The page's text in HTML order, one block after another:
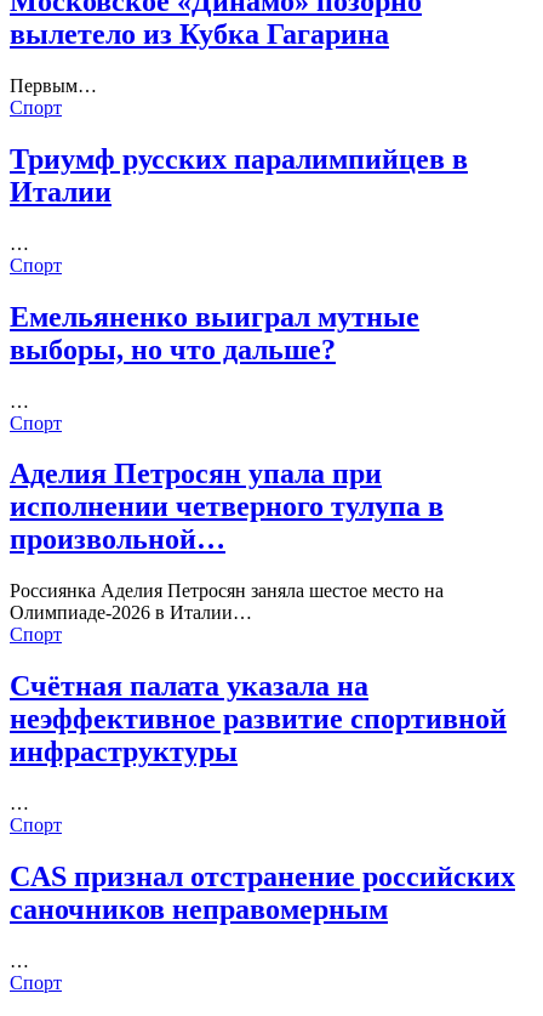
вылетело из Кубка Гагарина
Первым…
Спорт
Триумф русских паралимпийцев в
Италии
…
Спорт
Емельяненко выиграл мутные
выборы, но что дальше?
…
Спорт
Аделия Петросян упала при
исполнении четверного тулупа в
произвольной…
Россиянка Аделия Петросян заняла шестое место на
Олимпиаде-2026 в Италии…
Спорт
Счётная палата указала на
неэффективное развитие спортивной
инфраструктуры
…
Спорт
CAS признал отстранение российских
саночников неправомерным
…
Спорт